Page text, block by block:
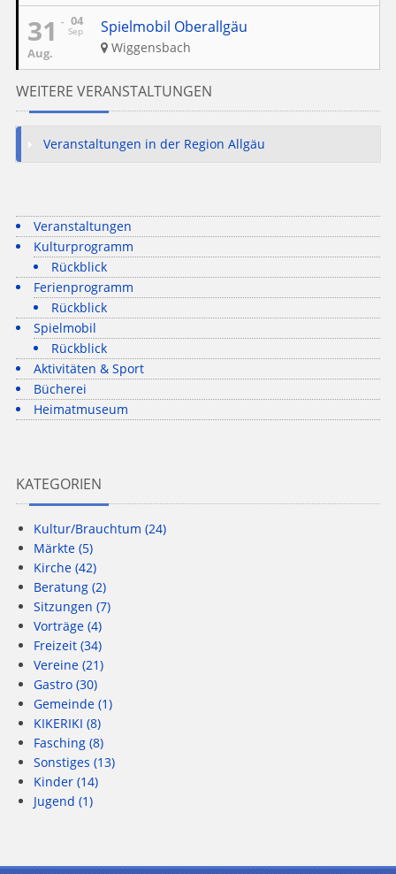
04
Sep
31
Aug.
Spielmobil Oberallgäu
Wiggensbach
WEITERE VERANSTALTUNGEN
Veranstaltungen in der Region Allgäu
Veranstaltungen
Kulturprogramm
Rückblick
Ferienprogramm
Rückblick
Spielmobil
Rückblick
Aktivitäten & Sport
Bücherei
Heimatmuseum
KATEGORIEN
Kultur/Brauchtum (24)
Märkte (5)
Kirche (42)
Beratung (2)
Sitzungen (7)
Vorträge (4)
Freizeit (34)
Vereine (21)
Gastro (30)
Gemeinde (1)
KIKERIKI (8)
Fasching (8)
Sonstiges (13)
Kinder (14)
Jugend (1)